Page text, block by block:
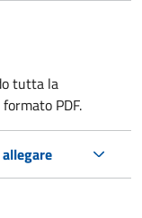
tutta la
PDF.